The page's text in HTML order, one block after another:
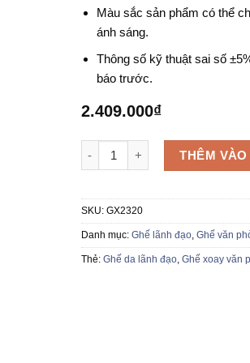
Màu sắc sản phẩm có thể
ánh sáng.
Thông số kỹ thuật sai số
báo trước.
2.409.000₫
Ghế xoay da GX2320 số lượng
THÊM
SKU: GX2320
Danh mục: Ghế lãnh đạo, Ghế văn
Thẻ: Ghế da lãnh đạo, Ghế xoay văn